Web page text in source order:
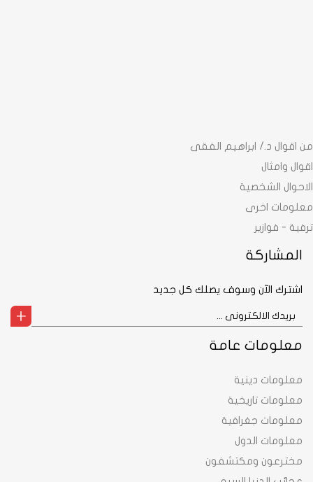
معلومات عامة
معلومات دينية
معلومات تاريخية
معلومات جغرافية
معلومات الدول
مخترعون ومكتشفون
من اقوال د./ ابراهيم الفقى
اقوال وامثال
الاحوال الشخصية
معلومات اخرى
ترفية - فوازير
المشاركة
اشترك الآن وسوف يصلك كل جديد